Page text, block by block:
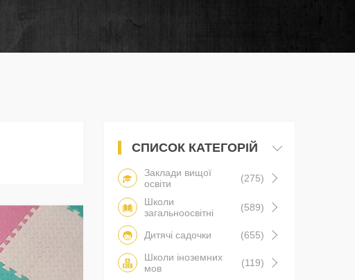
СПИСОК КАТЕГОРІЙ
Заклади вищої
освіти
(275)
Школи
загальноосвітні
(589)
Дитячі садочки
(655)
Школи іноземних
мов
(119)